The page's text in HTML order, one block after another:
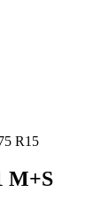
R15
M+S